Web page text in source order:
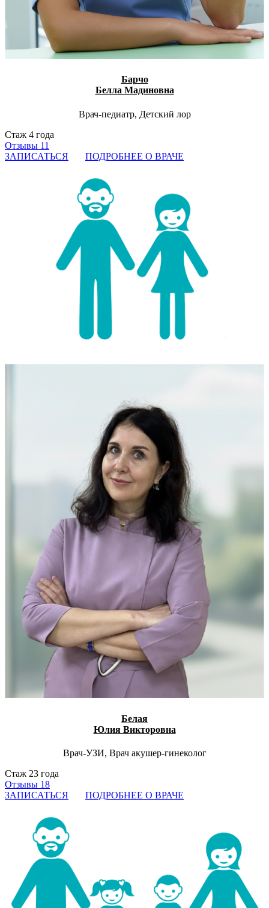
Барчо
Белла Мадиновна
Врач-педиатр, Детский лор
Стаж 4 года
Отзывы 11
ЗАПИСАТЬСЯ
ПОДРОБНЕЕ О ВРАЧЕ
Белая
Юлия Викторовна
Врач-УЗИ, Врач акушер-гинеколог
Стаж 23 года
Отзывы 18
ЗАПИСАТЬСЯ
ПОДРОБНЕЕ О ВРАЧЕ